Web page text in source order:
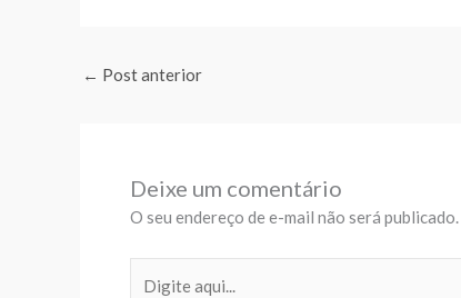
← Post anterior
Deixe um comentário
O seu endereço de e-mail não será publicado.